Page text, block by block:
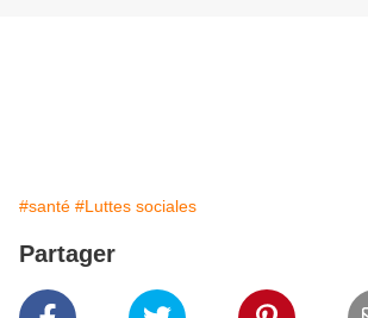
#santé #Luttes sociales
Partager